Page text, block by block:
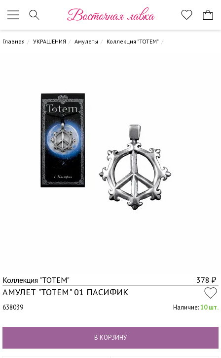
Восточная лавка
Главная УКРАШЕНИЯ Амулеты Коллекция "TOTEM"
Коллекция "TOTEM" 378 ₽
АМУЛЕТ "TOTEM" 01 ПАСИФИК
638039 Наличие:10 шт.
В КОРЗИНУ